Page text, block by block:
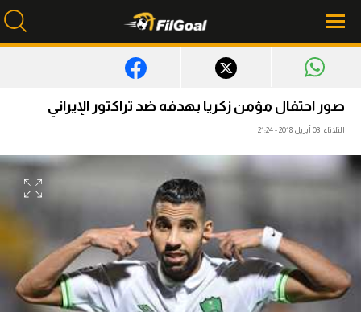
محتوى إخباري
الرئيسية
أخبار
فانتازي في الجول
مسابقة التوقعات
صور احتفال مؤمن زكريا بهدفه ضد تراكتور الإيراني
الثلاثاء، 03 أبريل 2018 - 21:24